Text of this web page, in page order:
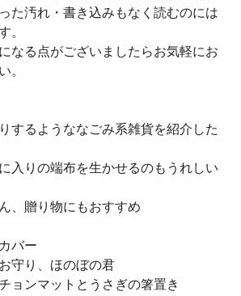
た汚れ・書き込みもなく読むのには
。
なる点がございましたらお気軽にお
。
するようななごみ系雑貨を紹介した
入りの端布を生かせるのもうれしい
、贈り物にもおすすめ
バー
守り、ほのぼの君
ョンマットとうさぎの箸置き